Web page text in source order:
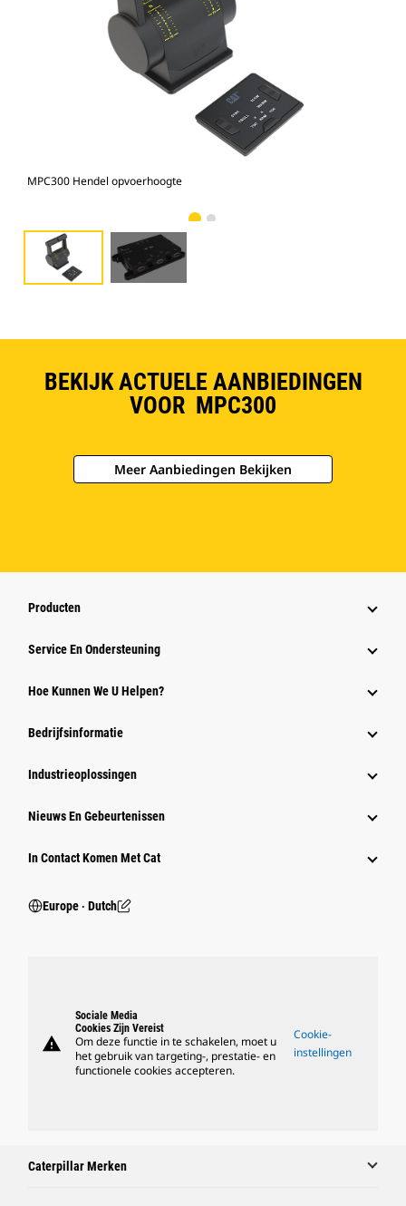
MPC300 Hendel opvoerhoogte
BEKIJK ACTUELE AANBIEDINGEN
VOOR MPC300
Meer Aanbiedingen Bekijken
Producten
Service En Ondersteuning
Hoe Kunnen We U Helpen?
Bedrijfsinformatie
Industrieoplossingen
Nieuws En Gebeurtenissen
In Contact Komen Met Cat
Europe ‧ Dutch
warning
Sociale Media
Cookies Zijn Vereist
Om deze functie in te schakelen, moet u
het gebruik van targeting-, prestatie- en
functionele cookies accepteren.
Cookie-
instellingen
Caterpillar Merken